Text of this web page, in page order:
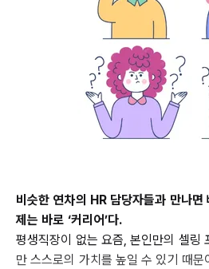
비슷한 연차의 HR 담당자들과 만나면
제는 바로 ‘커리어’다.
평생직장이 없는 요즘, 본인만의 셀링
만 스스로의 가치를 높일 수 있기 때문